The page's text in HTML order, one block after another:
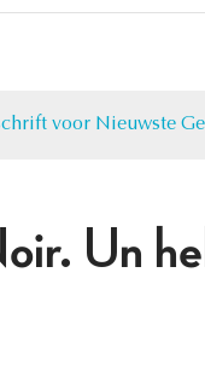
voor Nieuwste
Un